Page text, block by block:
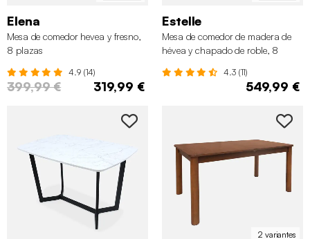
Elena
Mesa de comedor hevea y fresno,
8 plazas
4.9 (14)
399,99 € 319,99 €
Estelle
Mesa de comedor de madera de
hévea y chapado de roble, 8
4.3 (11)
549,99 €
2 variantes